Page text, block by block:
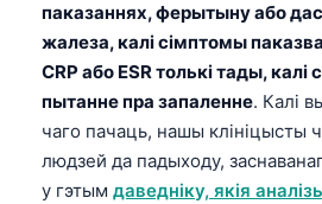
паказаннях, ферытыну або
жалеза, калі сімптомы
CRP або ESR толькі тады,
пытанне пра запаленне. Калі
чаго пачаць, нашы клініцысты
людзей да падыходу,
у гэтым даведніку, якія